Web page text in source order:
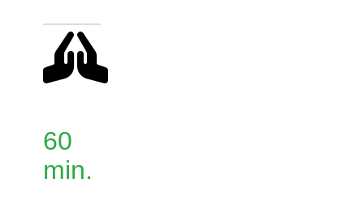
60
min.